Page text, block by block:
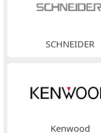
SCHNEIDER
Kenwood